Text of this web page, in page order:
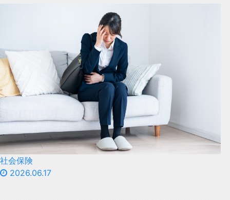
社会保険
2026.06.17